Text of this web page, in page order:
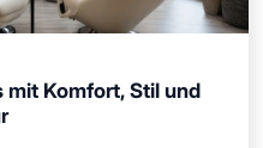
Komfort, Stil und